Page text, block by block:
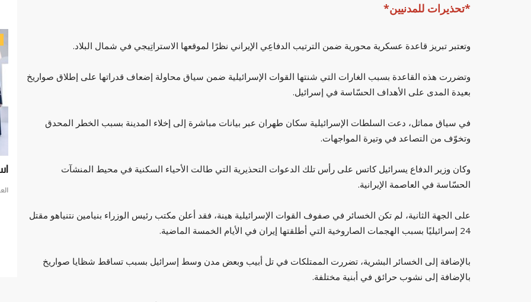
*تحذيرات للمدنيين*
وتعتبر تبريز قاعدة عسكرية محورية ضمن الترتيب الدفاعِي الإيراني نظرًا لموقعها الاستراتِيجي في شمال البلاد.
وتضررت هذه القاعدة بسبب الغارات التي شنتها القوات الإسرائيلية ضمن سياق محاولة إضعاف قدراتها على إطلاق صواريخ
بعيدة المدى على الأهداف الحسّاسة في إسرائيل.
في سياق مماثل، دعت السلطات الإسرائيلية سكان طهران عبر بيانات مباشرة إلى إخلاء المدينة بسبب الخطر المحدق
وتخوّف من التصاعد في وتيرة المواجهات.
وكان وزير الدفاع يسرائيل كاتس على رأس تلك الدعوات التحذيرية التي طالت الأحياء السكنية في محيط المنشآت
الحسّاسة في العاصمة الإيرانية.
على الجهة الثانية، لم تكن الخسائر في صفوف القوات الإسرائيلية هينة، فقد أعلن مكتب رئيس الوزراء بنيامين نتنياهو مقتل
24 إسرائيليًا بسبب الهجمات الصاروخية التي أطلقتها إيران في الأيام الخمسة الماضية.
بالإضافة إلى الخسائر البشرية، تضررت الممتلكات في تل أبيب وبعض مدن وسط إسرائيل بسبب تساقط شظايا صواريخ
بالإضافة إلى نشوب حرائق في أبنية مختلفة.
أسعار الذهب اليوم الأربعاء 10 سبتمبر في الدول
كاظم الساهر يكشف تفاصيل صادمة عن بداياته:
نمت في المقاهي...
كاظم الساهر يكشف تفاصيل صادمة عن بداياته: نمت في المقاهي
وعملت مقابل 5 دنانير
استشراف المستقبل .. دبي تحتضن حكومات العالم
تحتضن دبي حكومات العالم